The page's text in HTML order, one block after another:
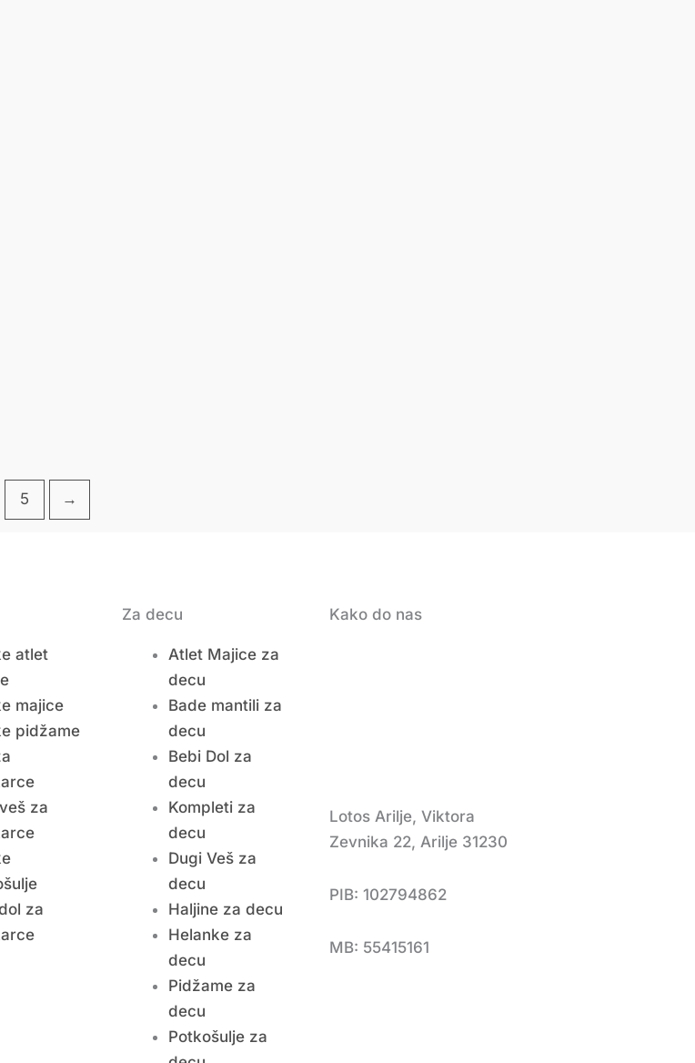
5 →
atlet
majice
pidžame
za
za
Za decu
Atlet Majice za
decu
Bade mantili za
decu
Bebi Dol za
decu
Kompleti za
decu
Dugi Veš za
decu
Haljine za decu
Helanke za
decu
Pidžame za
decu
Potkošulje za
Kako do nas
Lotos Arilje, Viktora
Zevnika 22, Arilje 31230
PIB: 102794862
MB: 55415161